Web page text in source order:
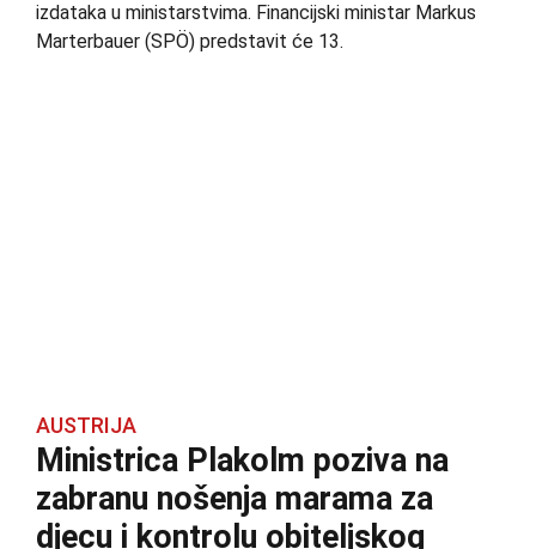
izdataka u ministarstvima. Financijski ministar Markus
Marterbauer (SPÖ) predstavit će 13.
AUSTRIJA
Ministrica Plakolm poziva na
zabranu nošenja marama za
djecu i kontrolu obiteljskog